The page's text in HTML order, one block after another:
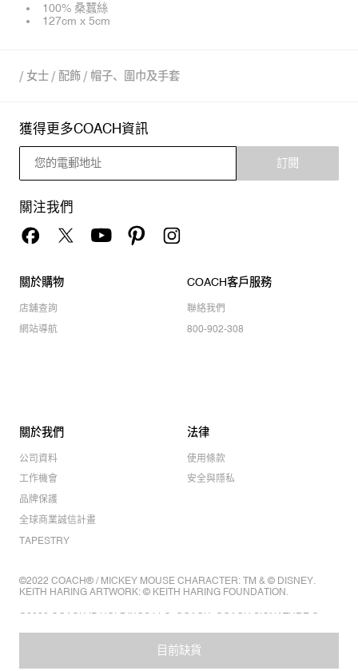
100% 桑蠶絲
127cm x 5cm
目前缺貨
/ 女士 / 配飾 / 帽子、圍巾及手套
獲得更多COACH資訊
訂閱
關注我們
關於購物
店舖查詢
網站導航
COACH客戶服務
聯絡我們
800-902-308
關於我們
公司資料
工作機會
品牌保護
全球商業誠信計畫
TAPESTRY
法律
使用條款
安全與隱私
©2022 COACH® / MICKEY MOUSE CHARACTER: TM & © DISNEY.
KEITH HARING ARTWORK: © KEITH HARING FOUNDATION.
©2022 COACH IP HOLDINGS LLC. COACH, COACH SIGNATURE C